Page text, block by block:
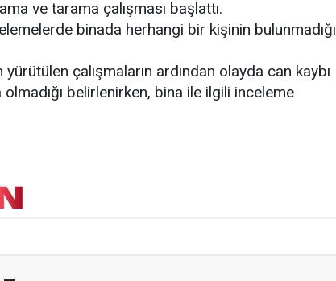
ve tarama çalışması başlattı.
binada herhangi bir kişinin bulunmadığı
yürütülen çalışmaların ardından olayda can kaybı
belirlenirken, bina ile ilgili inceleme